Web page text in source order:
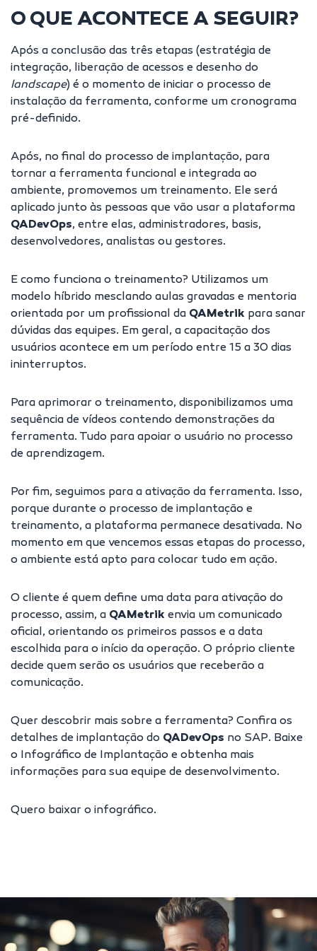
O QUE ACONTECE A SEGUIR?
Após a conclusão das três etapas (estratégia de
integração, liberação de acessos e desenho do
landscape) é o momento de iniciar o processo de
instalação da ferramenta, conforme um cronograma
pré-definido.
Após, no final do processo de implantação, para
tornar a ferramenta funcional e integrada ao
ambiente, promovemos um treinamento. Ele será
aplicado junto às pessoas que vão usar a plataforma
QADevOps, entre elas, administradores, basis,
desenvolvedores, analistas ou gestores.
E como funciona o treinamento? Utilizamos um
modelo híbrido mesclando aulas gravadas e mentoria
orientada por um profissional da QAMetrik para sanar
dúvidas das equipes. Em geral, a capacitação dos
usuários acontece em um período entre 15 a 30 dias
ininterruptos.
Para aprimorar o treinamento, disponibilizamos uma
sequência de vídeos contendo demonstrações da
ferramenta. Tudo para apoiar o usuário no processo
de aprendizagem.
Por fim, seguimos para a ativação da ferramenta. Isso,
porque durante o processo de implantação e
treinamento, a plataforma permanece desativada. No
momento em que vencemos essas etapas do processo,
o ambiente está apto para colocar tudo em ação.
O cliente é quem define uma data para ativação do
processo, assim, a QAMetrik envia um comunicado
oficial, orientando os primeiros passos e a data
escolhida para o início da operação. O próprio cliente
decide quem serão os usuários que receberão a
comunicação.
Quer descobrir mais sobre a ferramenta? Confira os
detalhes de implantação do QADevOps no SAP. Baixe
o Infográfico de Implantação e obtenha mais
informações para sua equipe de desenvolvimento.
Quero baixar o infográfico.